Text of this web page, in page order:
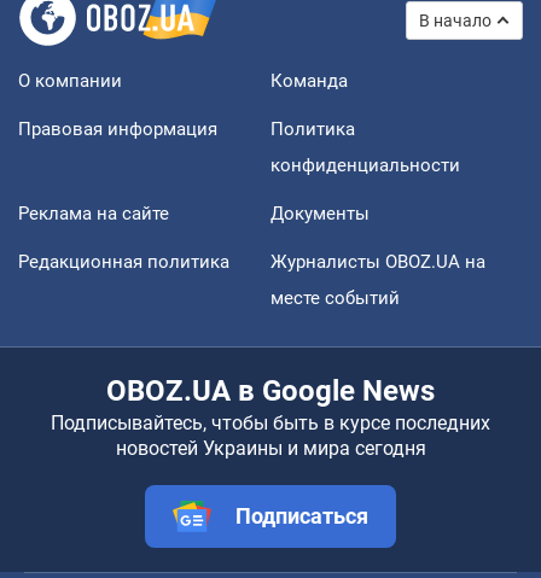
В начало
О компании Команда
Правовая информация
Политика
конфиденциальности
Реклама на сайте Документы
Редакционная политика
Журналисты OBOZ.UA на
месте событий
OBOZ.UA в Google News
Подписывайтесь, чтобы быть в курсе последних
новостей Украины и мира сегодня
Подписаться